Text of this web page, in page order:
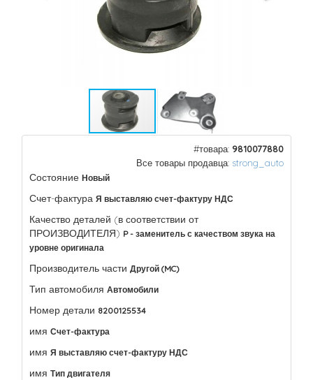
#товара: 9810077880
Все товары продавца: strong_auto
Состояние Новый
Счет-фактура Я выставляю счет-фактуру НДС
Качество деталей (в соответствии от
ПРОИЗВОДИТЕЛЯ) P - заменитель с качеством звука на
уровне оригинала
Производитель части Другой (MC)
Тип автомобиля Автомобили
Номер детали 8200125534
имя Счет-фактура
имя Я выставляю счет-фактуру НДС
имя Тип двигателя